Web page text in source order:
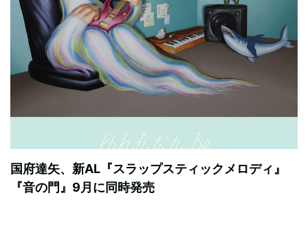
国府達矢、新AL『スラップスティックメロディ』
『音の門』9月に同時発売